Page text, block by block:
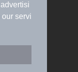
servi
規約
採用情報